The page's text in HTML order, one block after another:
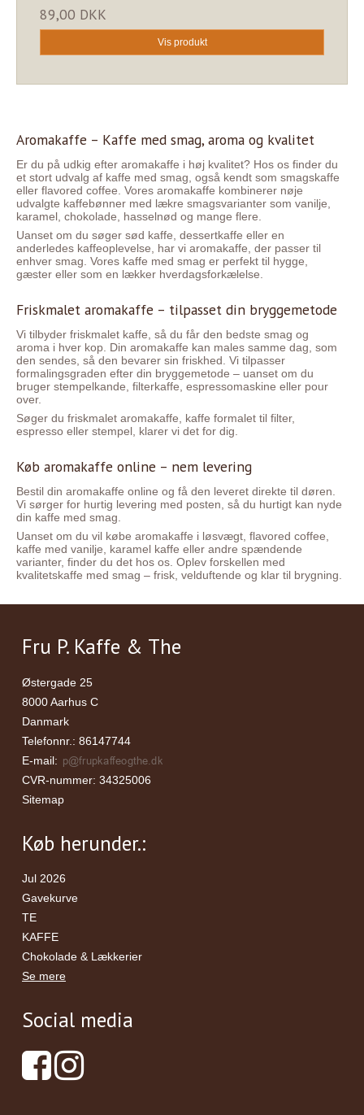
89,00 DKK
Vis produkt
Aromakaffe – Kaffe med smag, aroma og kvalitet
Er du på udkig efter aromakaffe i høj kvalitet? Hos os finder du
et stort udvalg af kaffe med smag, også kendt som smagskaffe
eller flavored coffee. Vores aromakaffe kombinerer nøje
udvalgte kaffebønner med lækre smagsvarianter som vanilje,
karamel, chokolade, hasselnød og mange flere.
Uanset om du søger sød kaffe, dessertkaffe eller en
anderledes kaffeoplevelse, har vi aromakaffe, der passer til
enhver smag. Vores kaffe med smag er perfekt til hygge,
gæster eller som en lækker hverdagsforkælelse.
Friskmalet aromakaffe – tilpasset din bryggemetode
Vi tilbyder friskmalet kaffe, så du får den bedste smag og
aroma i hver kop. Din aromakaffe kan males samme dag, som
den sendes, så den bevarer sin friskhed. Vi tilpasser
formalingsgraden efter din bryggemetode – uanset om du
bruger stempelkande, filterkaffe, espressomaskine eller pour
over.
Søger du friskmalet aromakaffe, kaffe formalet til filter,
espresso eller stempel, klarer vi det for dig.
Køb aromakaffe online – nem levering
Bestil din aromakaffe online og få den leveret direkte til døren.
Vi sørger for hurtig levering med posten, så du hurtigt kan nyde
din kaffe med smag.
Uanset om du vil købe aromakaffe i løsvægt, flavored coffee,
kaffe med vanilje, karamel kaffe eller andre spændende
varianter, finder du det hos os. Oplev forskellen med
kvalitetskaffe med smag – frisk, velduftende og klar til brygning.
Fru P. Kaffe & The
Østergade 25
8000 Aarhus C
Danmark
Telefonnr. : 86147744
E-mail:
CVR-nummer: 34325006
Sitemap
Køb herunder.:
Jul 2026
Gavekurve
TE
KAFFE
Chokolade & Lækkerier
Se mere
Social media